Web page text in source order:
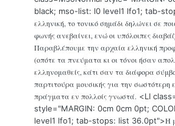
black; mso-list: l0 level1 lfo1; tab-
ελληνική, το τονικό σημάδι δηλώνει σε
φωνής ανεβαίνει, ενώ οι υπόλοιπες
Παραβλέπουμε την αρχαία ελληνική
(οπότε τα πνεύματα κι οι τόνοι ήσαν
ελληνομαθείς, κάτι σαν τα διάφορα
παρτιτούρα μουσικής για την σωστότερη
πράγματα εν πολλοίς γνωστά. <LI
style="MARGIN: 0cm 0cm 0pt;
level1 lfo1; tab-stops: list 36.0pt">Η